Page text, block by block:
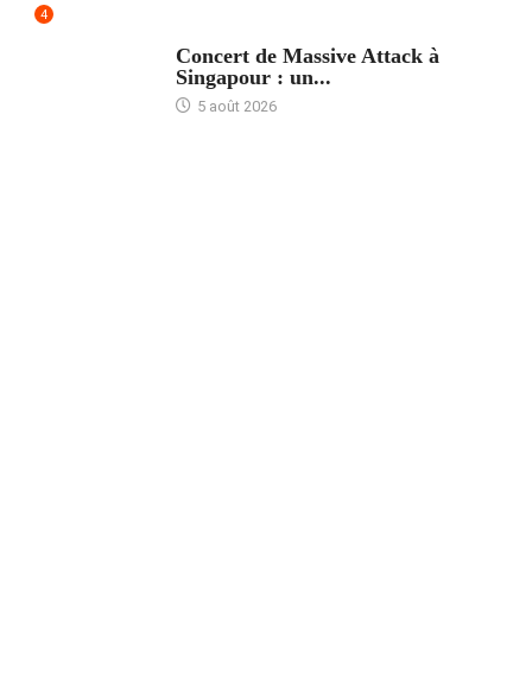
4
Concert de Massive Attack à
Singapour : un...
5 août 2026